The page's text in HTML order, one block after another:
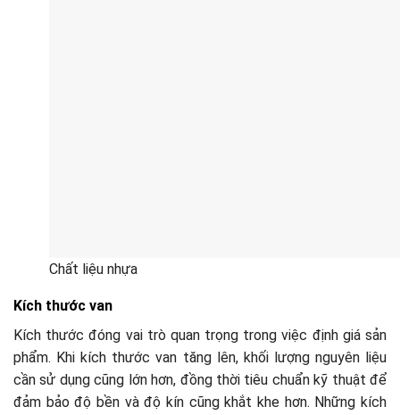
Chất liệu nhựa
Kích thước van
Kích thước đóng vai trò quan trọng trong việc định giá sản
phẩm. Khi kích thước van tăng lên, khối lượng nguyên liệu
cần sử dụng cũng lớn hơn, đồng thời tiêu chuẩn kỹ thuật để
đảm bảo độ bền và độ kín cũng khắt khe hơn. Những kích